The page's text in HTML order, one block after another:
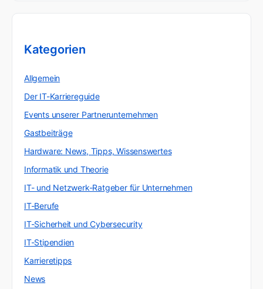
Kategorien
Allgemein
Der IT-Karriereguide
Events unserer Partnerunternehmen
Gastbeiträge
Hardware: News, Tipps, Wissenswertes
Informatik und Theorie
IT- und Netzwerk-Ratgeber für Unternehmen
IT-Berufe
IT-Sicherheit und Cybersecurity
IT-Stipendien
Karrieretipps
News